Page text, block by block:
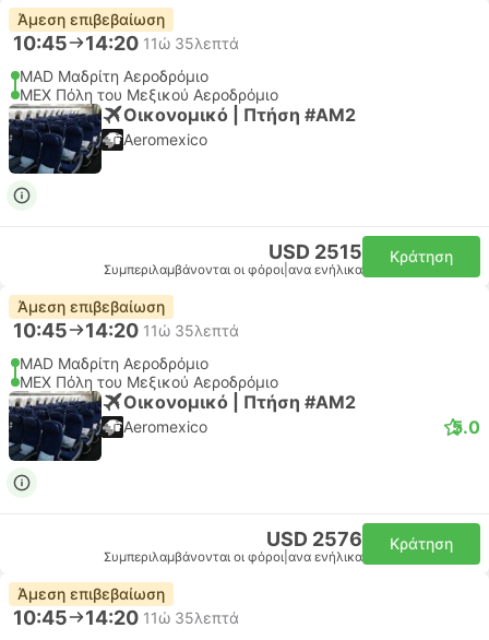
Άμεση επιβεβαίωση
10:45 14:20 11ώ 35λεπτά
MAD Μαδρίτη Αεροδρόμιο
MEX Πόλη του Μεξικού Αεροδρόμιο
Οικονομικό | Πτήση #AM2
Aeromexico
USD 2515
Συμπεριλαμβάνονται οι φόροι ανα ενήλικα
Κράτηση
Άμεση επιβεβαίωση
10:45 14:20 11ώ 35λεπτά
MAD Μαδρίτη Αεροδρόμιο
MEX Πόλη του Μεξικού Αεροδρόμιο
Οικονομικό | Πτήση #AM2
Aeromexico 5.0
USD 2576
Συμπεριλαμβάνονται οι φόροι ανα ενήλικα
Κράτηση
Άμεση επιβεβαίωση
10:45 14:20 11ώ 35λεπτά